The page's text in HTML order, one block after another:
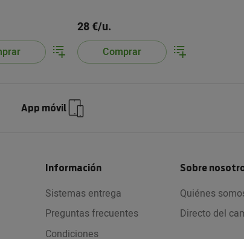
28 €/u.
Comprar
App móvil
Información
Sistemas entrega
Preguntas frecuentes
Condiciones
Sobre
Quiénes
Directo del